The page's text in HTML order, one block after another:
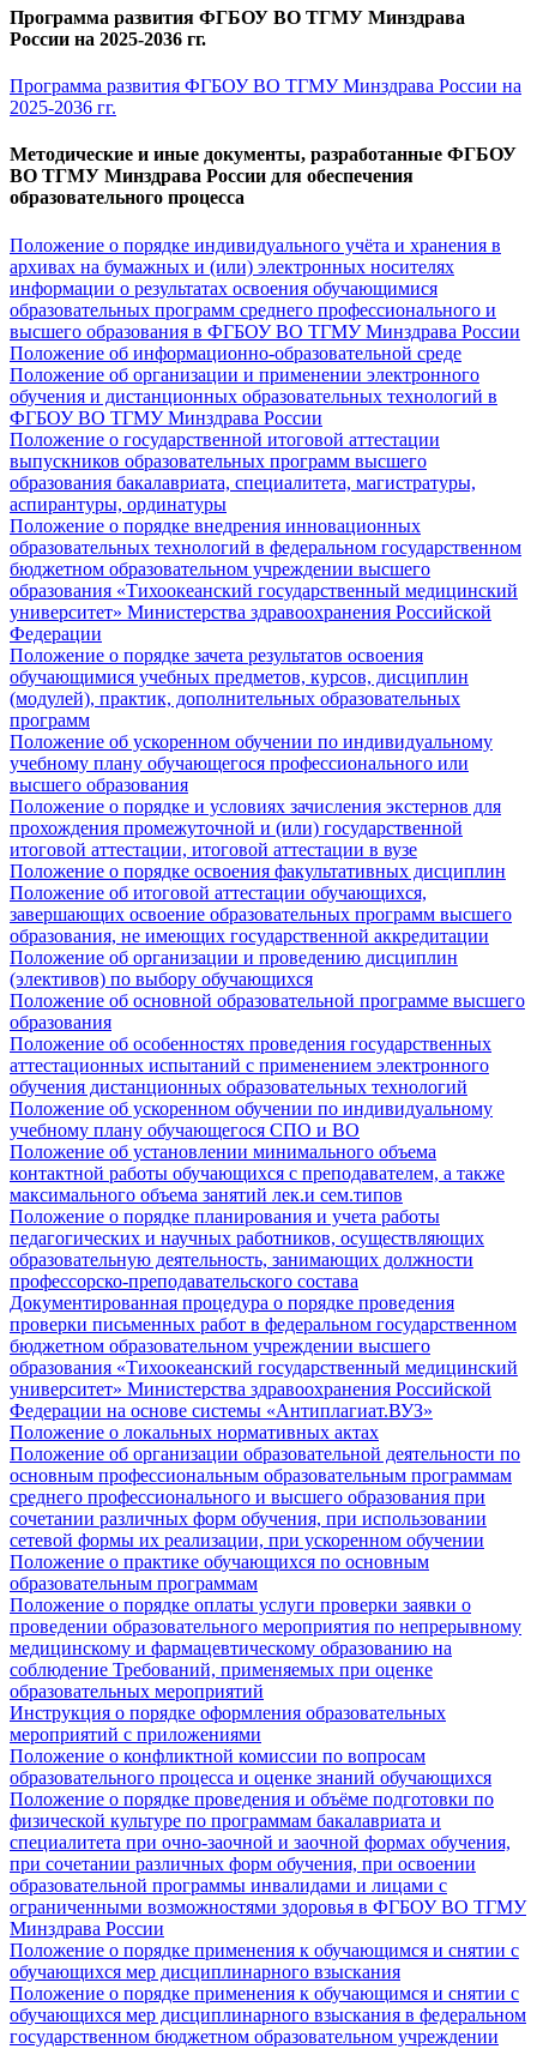
Программа развития ФГБОУ ВО ТГМУ Минздрава
России на 2025-2036 гг.
Программа развития ФГБОУ ВО ТГМУ Минздрава России на
2025-2036 гг.
Методические и иные документы, разработанные ФГБОУ
ВО ТГМУ Минздрава России для обеспечения
образовательного процесса
Положение о порядке индивидуального учёта и хранения в
архивах на бумажных и (или) электронных носителях
информации о результатах освоения обучающимися
образовательных программ среднего профессионального и
высшего образования в ФГБОУ ВО ТГМУ Минздрава России
Положение об информационно-образовательной среде
Положение об организации и применении электронного
обучения и дистанционных образовательных технологий в
ФГБОУ ВО ТГМУ Минздрава России
Положение о государственной итоговой аттестации
выпускников образовательных программ высшего
образования бакалавриата, специалитета, магистратуры,
аспирантуры, ординатуры
Положение о порядке внедрения инновационных
образовательных технологий в федеральном государственном
бюджетном образовательном учреждении высшего
образования «Тихоокеанский государственный медицинский
университет» Министерства здравоохранения Российской
Федерации
Положение о порядке зачета результатов освоения
обучающимися учебных предметов, курсов, дисциплин
(модулей), практик, дополнительных образовательных
программ
Положение об ускоренном обучении по индивидуальному
учебному плану обучающегося профессионального или
высшего образования
Положение о порядке и условиях зачисления экстернов для
прохождения промежуточной и (или) государственной
итоговой аттестации, итоговой аттестации в вузе
Положение о порядке освоения факультативных дисциплин
Положение об итоговой аттестации обучающихся,
завершающих освоение образовательных программ высшего
образования, не имеющих государственной аккредитации
Положение об организации и проведению дисциплин
(элективов) по выбору обучающихся
Положение об основной образовательной программе высшего
образования
Положение об особенностях проведения государственных
аттестационных испытаний с применением электронного
обучения дистанционных образовательных технологий
Положение об ускоренном обучении по индивидуальному
учебному плану обучающегося СПО и ВО
Положение об установлении минимального объема
контактной работы обучающихся с преподавателем, а также
максимального объема занятий лек.и сем.типов
Положение о порядке планирования и учета работы
педагогических и научных работников, осуществляющих
образовательную деятельность, занимающих должности
профессорско-преподавательского состава
Документированная процедура о порядке проведения
проверки письменных работ в федеральном государственном
бюджетном образовательном учреждении высшего
образования «Тихоокеанский государственный медицинский
университет» Министерства здравоохранения Российской
Федерации на основе системы «Антиплагиат.ВУЗ»
Положение о локальных нормативных актах
Положение об организации образовательной деятельности по
основным профессиональным образовательным программам
среднего профессионального и высшего образования при
сочетании различных форм обучения, при использовании
сетевой формы их реализации, при ускоренном обучении
Положение о практике обучающихся по основным
образовательным программам
Положение о порядке оплаты услуги проверки заявки о
проведении образовательного мероприятия по непрерывному
медицинскому и фармацевтическому образованию на
соблюдение Требований, применяемых при оценке
образовательных мероприятий
Инструкция о порядке оформления образовательных
мероприятий с приложениями
Положение о конфликтной комиссии по вопросам
образовательного процесса и оценке знаний обучающихся
Положение о порядке проведения и объёме подготовки по
физической культуре по программам бакалавриата и
специалитета при очно-заочной и заочной формах обучения,
при сочетании различных форм обучения, при освоении
образовательной программы инвалидами и лицами с
ограниченными возможностями здоровья в ФГБОУ ВО ТГМУ
Минздрава России
Положение о порядке применения к обучающимся и снятии с
обучающихся мер дисциплинарного взыскания
Положение о порядке применения к обучающимся и снятии с
обучающихся мер дисциплинарного взыскания в федеральном
государственном бюджетном образовательном учреждении